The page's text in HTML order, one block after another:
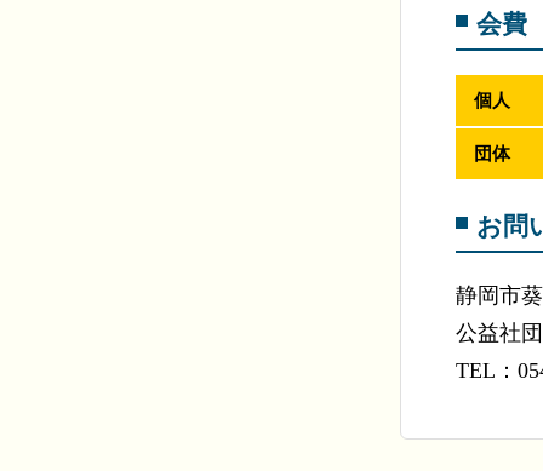
会費
個人
団体
お問
静岡市
公益社
TEL：